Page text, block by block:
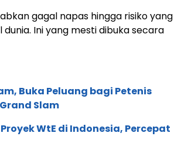
gagal napas hingga risiko yang
Ini yang mesti dibuka secara
Buka Peluang bagi Petenis
Slam
Proyek WtE di Indonesia, Percepat